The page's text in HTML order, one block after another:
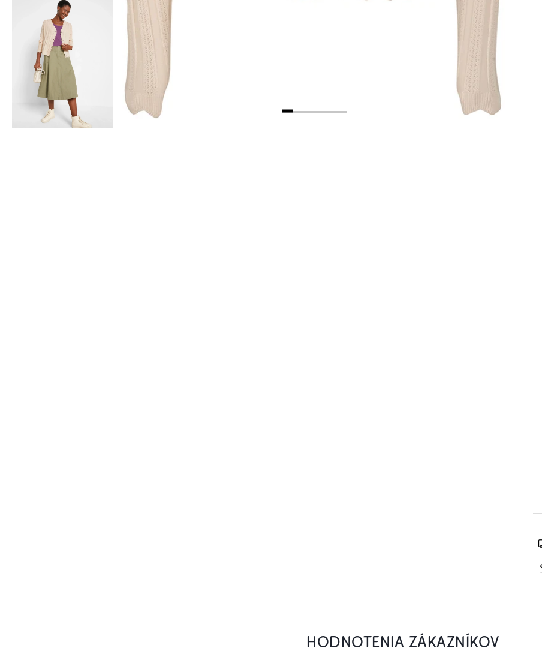
HODNOTENIA ZÁKAZNÍKOV